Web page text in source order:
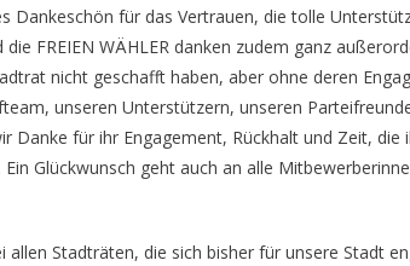
Dankeschön für das Vertrauen, die tolle
FREIEN WÄHLER danken zudem ganz
nicht geschafft haben, aber ohne deren
unseren Unterstützern, unseren
Danke für ihr Engagement, Rückhalt und Zeit, die
Glückwunsch geht auch an alle
allen Stadträten, die sich bisher für unsere Stadt